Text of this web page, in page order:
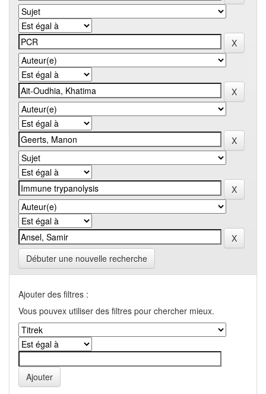
Débuter une nouvelle recherche
Ajouter des filtres :
Vous pouvex utiliser des filtres pour chercher mieux.